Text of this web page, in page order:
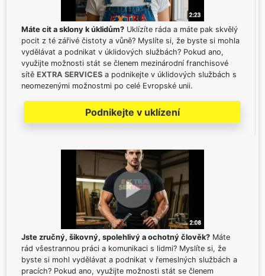
Máte cit a sklony k úklidům? Uklízíte ráda a máte pak skvělý
pocit z té zářivé čistoty a vůně? Myslíte si, že byste si mohla
vydělávat a podnikat v úklidových službách? Pokud ano,
využijte možnosti stát se členem mezinárodní franchisové
sítě EXTRA SERVICES a podnikejte v úklidových službách s
neomezenými možnostmi po celé Evropské unii.
Podnikejte v uklízení
Jste zručný, šikovný, spolehlivý a ochotný člověk? Máte
rád všestrannou práci a komunikaci s lidmi? Myslíte si, že
byste si mohl vydělávat a podnikat v řemeslných službách a
pracích? Pokud ano, využijte možnosti stát se členem